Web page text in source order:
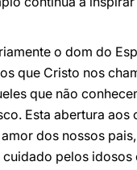
o dom do
que Cristo nos
que não
Esta abertura
dos nossos
pelos